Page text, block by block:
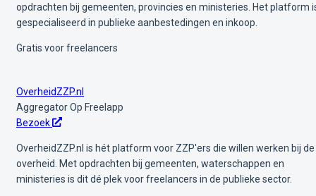
opdrachten bij gemeenten, provincies en ministeries. Het platform
gespecialiseerd in publieke aanbestedingen en inkoop.
Gratis voor freelancers
OverheidZZP.nl
AggregatorOp Freelapp
Bezoek
OverheidZZP.nl is hét platform voor ZZP'ers die willen werken bij de
overheid. Met opdrachten bij gemeenten, waterschappen en
ministeries is dit dé plek voor freelancers in de publieke sector.